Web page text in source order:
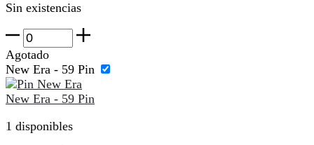
Sin existencias
El
Viaje
de
Chalino
Pin
cantidad
Agotado
New Era - 59 Pin
New Era - 59 Pin
1 disponibles